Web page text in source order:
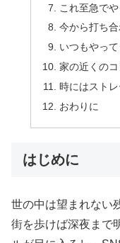
これ至急で
今から打ち
いつもやっ
家の近くの
時にはストレ
おわりに
はじめに
世の中は望まれない
街を歩けば深夜まで